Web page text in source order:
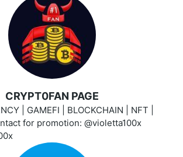
CRYPT0FAN PAGE
| GAMEFI | BLOCKCHAIN | NFT |
for promotion: @violetta100x